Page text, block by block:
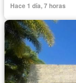
Hace 1 día, 7 horas